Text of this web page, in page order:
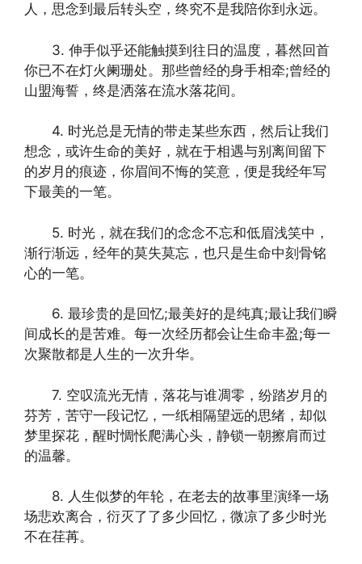
人，思念到最后转头空，终究不是我陪你到永远。
3. 伸手似乎还能触摸到往日的温度，暮然回首
你已不在灯火阑珊处。那些曾经的身手相牵;曾经的
山盟海誓，终是洒落在流水落花间。
4. 时光总是无情的带走某些东西，然后让我们
想念，或许生命的美好，就在于相遇与别离间留下
的岁月的痕迹，你眉间不悔的笑意，便是我经年写
下最美的一笔。
5. 时光，就在我们的念念不忘和低眉浅笑中，
渐行渐远，经年的莫失莫忘，也只是生命中刻骨铭
心的一笔。
6. 最珍贵的是回忆;最美好的是纯真;最让我们瞬
间成长的是苦难。每一次经历都会让生命丰盈;每一
次聚散都是人生的一次升华。
7. 空叹流光无情，落花与谁凋零，纷踏岁月的
芬芳，苦守一段记忆，一纸相隔望远的思绪，却似
梦里探花，醒时惆怅爬满心头，静锁一朝擦肩而过
的温馨。
8. 人生似梦的年轮，在老去的故事里演绎一场
场悲欢离合，衍灭了了多少回忆，微凉了多少时光
不在荏苒。